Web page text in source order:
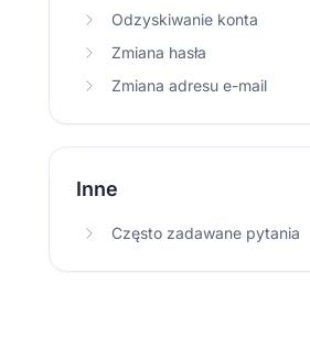
Odzyskiwanie konta
Zmiana hasła
Zmiana adresu e-mail
Inne
Często zadawane pytania